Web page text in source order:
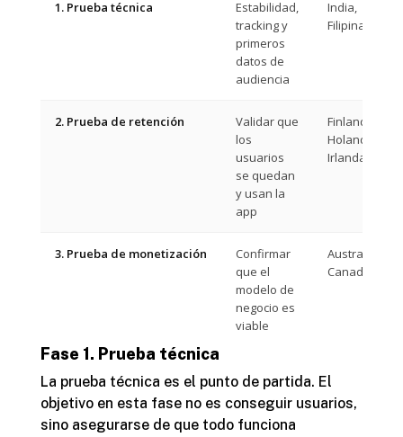
1. Prueba técnica
Estabilidad,
tracking y
primeros
datos de
audiencia
India,
Filipinas
2. Prueba de retención
Validar que
los
usuarios
se quedan
y usan la
app
Finlandia,
Holanda,
Irlanda
3. Prueba de monetización
Confirmar
que el
modelo de
negocio es
viable
Australia,
Canadá
Fase 1. Prueba técnica
La prueba técnica es el punto de partida. El
objetivo en esta fase no es conseguir usuarios,
sino asegurarse de que todo funciona